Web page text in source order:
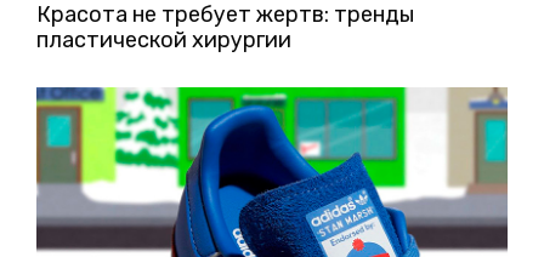
Красота не требует жертв: тренды
пластической хирургии